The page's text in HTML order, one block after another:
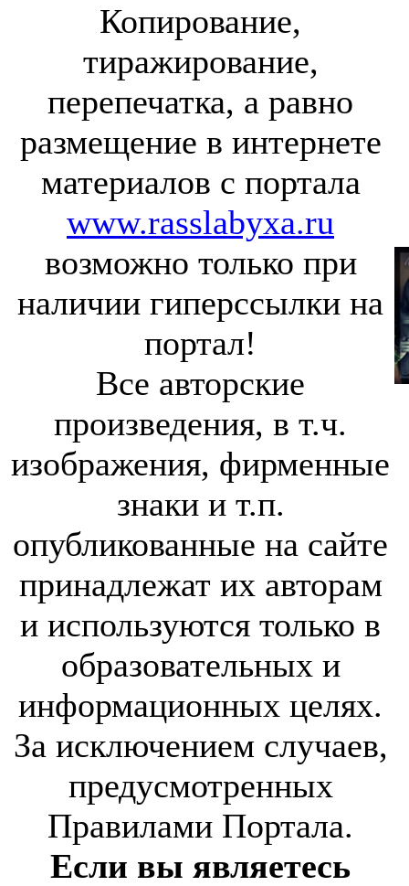
Копирование,
тиражирование,
перепечатка, а равно
размещение в интернете
материалов с портала
www.rasslabyxa.ru
возможно только при
наличии гиперссылки на
портал!
Все авторские
произведения, в т.ч.
изображения, фирменные
знаки и т.п.
опубликованные на сайте
принадлежат их авторам
и используются только в
образовательных и
информационных целях.
За исключением случаев,
предусмотренных
Правилами Портала.
Если вы являетесь